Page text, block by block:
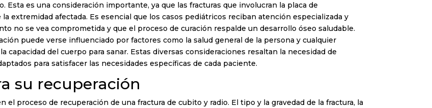
Esta es una consideración importante, ya que las fracturas que involucran la placa de
extremidad afectada. Es esencial que los casos pediátricos reciban atención especializada y
no se vea comprometida y que el proceso de curación respalde un desarrollo óseo saludable.
puede verse influenciado por factores como la salud general de la persona y cualquier
del cuerpo para sanar. Estas diversas consideraciones resaltan la necesidad de
para satisfacer las necesidades específicas de cada paciente.
su recuperación
proceso de recuperación de una fractura de cubito y radio. El tipo y la gravedad de la fractura, la